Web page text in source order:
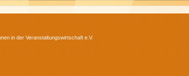
in der Veranstaltungswirtschaft e.V.